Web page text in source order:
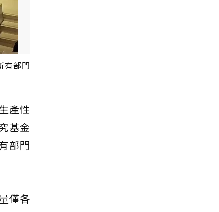
有部門
產性
基金
部門
僅各